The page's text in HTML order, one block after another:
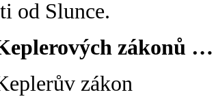
od Slunce.
zákonů …
zákon